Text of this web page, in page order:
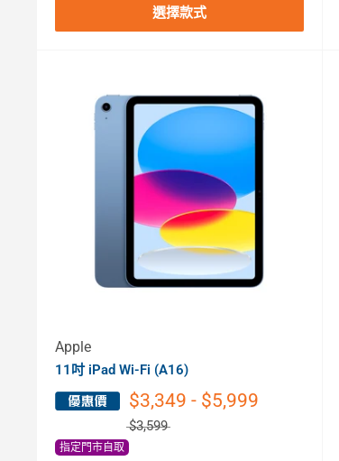
選擇款式
Apple
11吋 iPad Wi-Fi (A16)
$3,349 - $5,999
$3,599
指定門市自取